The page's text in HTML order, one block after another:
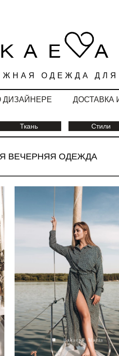
ОДЕЖДА
ДИЗАЙНЕРЕ
ДОСТАВКА
Ткань Стили
ВЕЧЕРНЯЯ ОДЕЖДА